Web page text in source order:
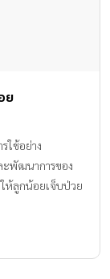
ย
ใช้อย่าง
ะพัฒนาการของ
ให้ลูกน้อยเจ็บป่วย